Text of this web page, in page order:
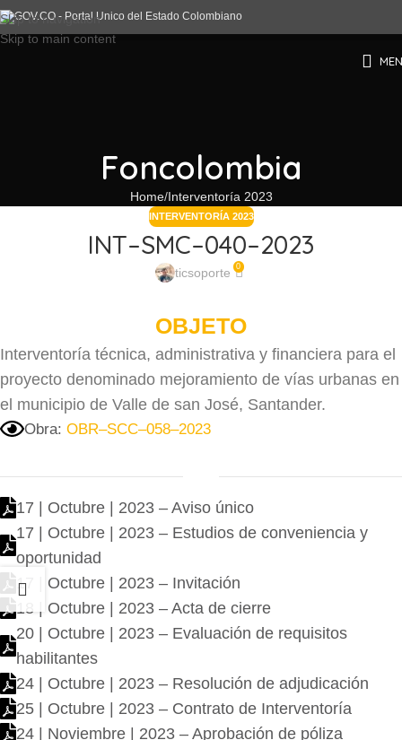
Skip to navigation
Skip to main content
Foncolombia
Home Interventoría 2023
INTERVENTORÍA 2023
INT–SMC–040–2023
ticsoporte 0
OBJETO
Interventoría técnica, administrativa y financiera para el
proyecto denominado mejoramiento de vías urbanas en
el municipio de Valle de san José, Santander.
Obra: OBR–SCC–058–2023
17 | Octubre | 2023 – Aviso único
17 | Octubre | 2023 – Estudios de conveniencia y
oportunidad
17 | Octubre | 2023 – Invitación
18 | Octubre | 2023 – Acta de cierre
20 | Octubre | 2023 – Evaluación de requisitos
habilitantes
24 | Octubre | 2023 – Resolución de adjudicación
25 | Octubre | 2023 – Contrato de Interventoría
24 | Noviembre | 2023 – Aprobación de póliza